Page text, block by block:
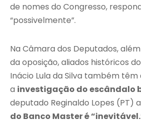
de nomes do Congresso,
“possivelmente”.
Na Câmara dos Deputados,
da oposição, aliados históricos
Inácio Lula da Silva também têm
a investigação do escândalo
deputado Reginaldo Lopes (PT)
do Banco Master é